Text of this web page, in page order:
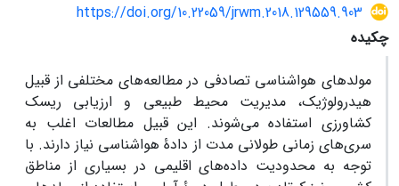
https://doi.org/10.22059/jrwm.2018.129559.903
چکیده
مولدهای هواشناسی تصادفی در مطالعه‌های مختلفی از قبیل
هیدرولوژیک، مدیریت محیط طبیعی و ارزیابی ریسک
کشاورزی استفاده می‌شوند. این قبیل مطالعات اغلب به
سری‌های زمانی طولانی مدت از دادۀ هواشناسی نیاز دارند. با
توجه به محدودیت داده‌های اقلیمی در بسیاری از مناطق